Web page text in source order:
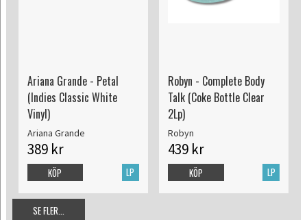
Ariana Grande - Petal
(Indies Classic White
Vinyl)
Ariana Grande
389 kr
LP
KÖP
Robyn - Complete Body
Talk (Coke Bottle Clear
2Lp)
Robyn
439 kr
LP
KÖP
SE FLER...